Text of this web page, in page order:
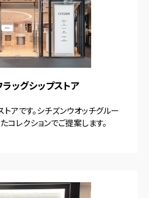
ッグシップストア
アです。シチズンウオッチグルー
コレクションでご提案します。